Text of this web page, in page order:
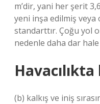
m’dir, yani her şerit
yeni inşa edilmiş veya
standarttır. Çoğu yol
nedenle daha dar
(b) kalkış ve iniş